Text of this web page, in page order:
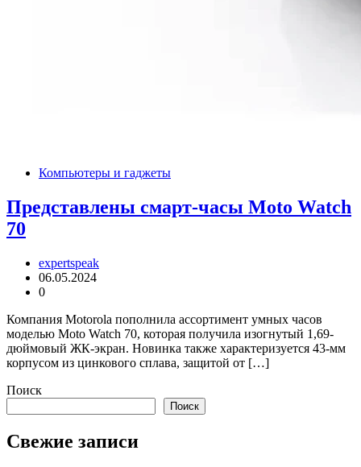
Компьютеры и гаджеты
Представлены смарт-часы Moto Watch
70
expertspeak
06.05.2024
0
Компания Motorola пополнила ассортимент умных часов
моделью Moto Watch 70, которая получила изогнутый 1,69-
дюймовый ЖК-экран. Новинка также характеризуется 43-мм
корпусом из цинкового сплава, защитой от […]
Поиск
Поиск
Свежие записи